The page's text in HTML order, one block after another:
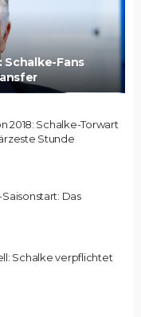
Schalke-Fans
2018: Schalke-Torwart
Stunde
Das
Schalke verpflichtet